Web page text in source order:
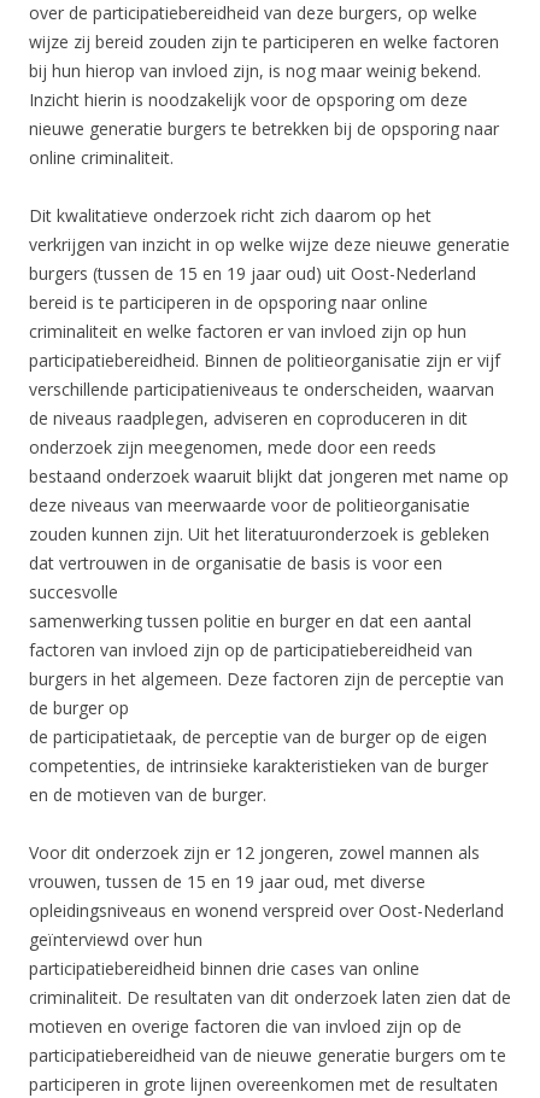
over de participatiebereidheid van deze burgers, op welke
wijze zij bereid zouden zijn te participeren en welke factoren
bij hun hierop van invloed zijn, is nog maar weinig bekend.
Inzicht hierin is noodzakelijk voor de opsporing om deze
nieuwe generatie burgers te betrekken bij de opsporing naar
online criminaliteit.
Dit kwalitatieve onderzoek richt zich daarom op het
verkrijgen van inzicht in op welke wijze deze nieuwe generatie
burgers (tussen de 15 en 19 jaar oud) uit Oost-Nederland
bereid is te participeren in de opsporing naar online
criminaliteit en welke factoren er van invloed zijn op hun
participatiebereidheid. Binnen de politieorganisatie zijn er vijf
verschillende participatieniveaus te onderscheiden, waarvan
de niveaus raadplegen, adviseren en coproduceren in dit
onderzoek zijn meegenomen, mede door een reeds
bestaand onderzoek waaruit blijkt dat jongeren met name op
deze niveaus van meerwaarde voor de politieorganisatie
zouden kunnen zijn. Uit het literatuuronderzoek is gebleken
dat vertrouwen in de organisatie de basis is voor een
succesvolle
samenwerking tussen politie en burger en dat een aantal
factoren van invloed zijn op de participatiebereidheid van
burgers in het algemeen. Deze factoren zijn de perceptie van
de burger op
de participatietaak, de perceptie van de burger op de eigen
competenties, de intrinsieke karakteristieken van de burger
en de motieven van de burger.
Voor dit onderzoek zijn er 12 jongeren, zowel mannen als
vrouwen, tussen de 15 en 19 jaar oud, met diverse
opleidingsniveaus en wonend verspreid over Oost-Nederland
geïnterviewd over hun
participatiebereidheid binnen drie cases van online
criminaliteit. De resultaten van dit onderzoek laten zien dat de
motieven en overige factoren die van invloed zijn op de
participatiebereidheid van de nieuwe generatie burgers om te
participeren in grote lijnen overeenkomen met de resultaten